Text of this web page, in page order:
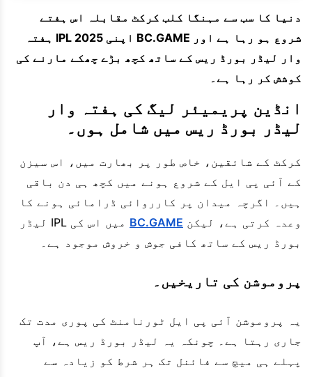
دنیا کا سب سے مہنگا کلب کرکٹ مقابلہ اس ہفتے
شروع ہو رہا ہے اور BC.GAME اپنی 2025 IPL ہفتہ
وار لیڈر بورڈ ریس کے ساتھ کچھ بڑے چھکے مارنے کی
کوشش کر رہا ہے۔
انڈین پریمیئر لیگ کی ہفتہ وار
لیڈر بورڈ ریس میں شامل ہوں۔
کرکٹ کے شائقین، خاص طور پر بھارت میں، اس سیزن
کے آئی پی ایل کے شروع ہونے میں کچھ ہی دن باقی
ہیں۔ اگرچہ میدان پر کارروائی ڈرامائی ہونے کا
وعدہ کرتی ہے، لیکن BC.GAME
میں اس کی IPL لیڈر
بورڈ ریس کے ساتھ کافی جوش و خروش موجود ہے۔
پروموشن کی تاریخیں۔
یہ پروموشن آئی پی ایل ٹورنامنٹ کی پوری مدت تک
جاری رہتا ہے۔ چونکہ یہ لیڈر بورڈ ریس ہے، آپ
پہلے ہی میچ سے فائنل تک ہر شرط کو زیادہ سے